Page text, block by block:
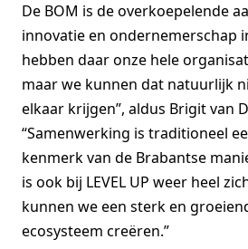
De BOM is de overkoepelende
innovatie en ondernemerschap
hebben daar onze hele
maar we kunnen dat natuurlijk
elkaar krijgen”, aldus Brigit van
“Samenwerking is traditioneel
kenmerk van de Brabantse
is ook bij LEVEL UP weer heel
kunnen we een sterk en
ecosysteem creëren.”